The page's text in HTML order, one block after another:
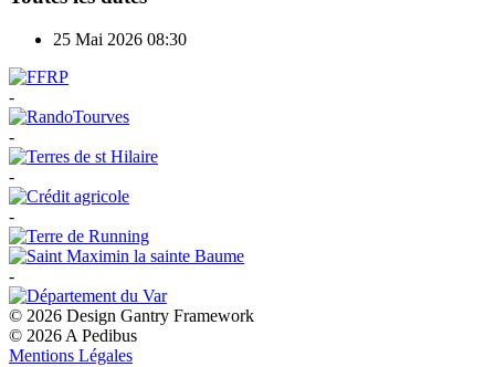
25 Mai 2026 08:30
-
-
-
-
-
© 2026 Design Gantry Framework
© 2026 A Pedibus
Mentions Légales